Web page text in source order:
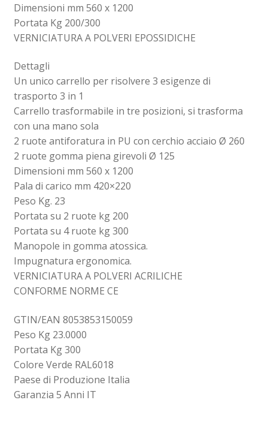
Dimensioni mm 560 x 1200
Portata Kg 200/300
VERNICIATURA A POLVERI EPOSSIDICHE
Dettagli
Un unico carrello per risolvere 3 esigenze di
trasporto 3 in 1
Carrello trasformabile in tre posizioni, si trasforma
con una mano sola
2 ruote antiforatura in PU con cerchio acciaio Ø 260
2 ruote gomma piena girevoli Ø 125
Dimensioni mm 560 x 1200
Pala di carico mm 420×220
Peso Kg. 23
Portata su 2 ruote kg 200
Portata su 4 ruote kg 300
Manopole in gomma atossica.
Impugnatura ergonomica.
VERNICIATURA A POLVERI ACRILICHE
CONFORME NORME CE
GTIN/EAN 8053853150059
Peso Kg 23.0000
Portata Kg 300
Colore Verde RAL6018
Paese di Produzione Italia
Garanzia 5 Anni IT